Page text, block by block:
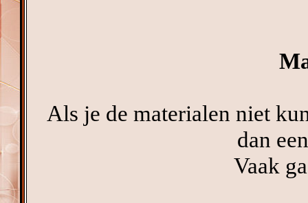
Als je de materialen niet
dan
Vaak